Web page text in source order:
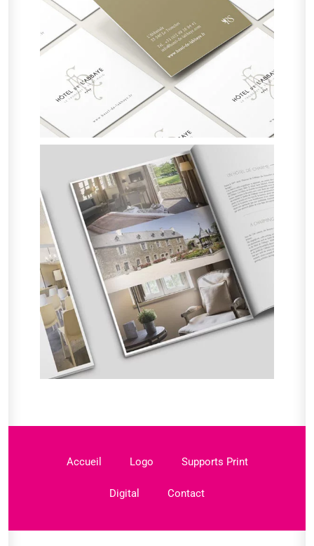
Accueil Logo Supports Print
Digital Contact